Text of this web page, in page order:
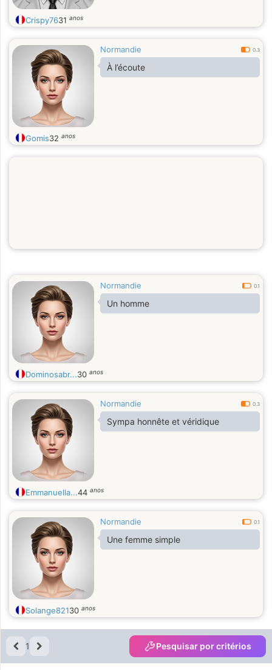
Crispy7631 anos
Normandie 0.3
À l’écoute
Gomis32 anos
Normandie 0.1
Un homme
Dominosabr...30 anos
Normandie 0.3
Sympa honnête et véridique
Emmanuella...44 anos
Normandie 0.1
Une femme simple
Solange82130 anos
1 Pesquisar por critérios